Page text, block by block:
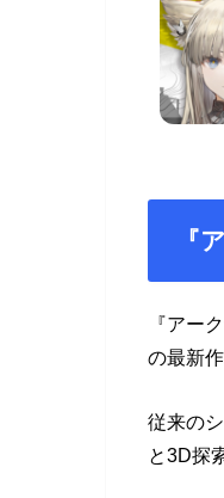
『
『アー
の最新
従来の
と3D探